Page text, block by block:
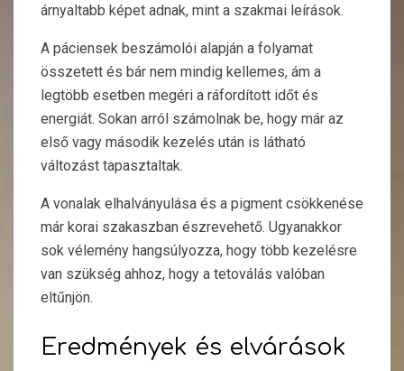
árnyaltabb képet adnak, mint a szakmai leírások.
A páciensek beszámolói alapján a folyamat
összetett és bár nem mindig kellemes, ám a
legtöbb esetben megéri a ráfordított időt és
energiát. Sokan arról számolnak be, hogy már az
első vagy második kezelés után is látható
változást tapasztaltak.
A vonalak elhalványulása és a pigment csökkenése
már korai szakaszban észrevehető. Ugyanakkor
sok vélemény hangsúlyozza, hogy több kezelésre
van szükség ahhoz, hogy a tetoválás valóban
eltűnjön.
Eredmények és elvárások